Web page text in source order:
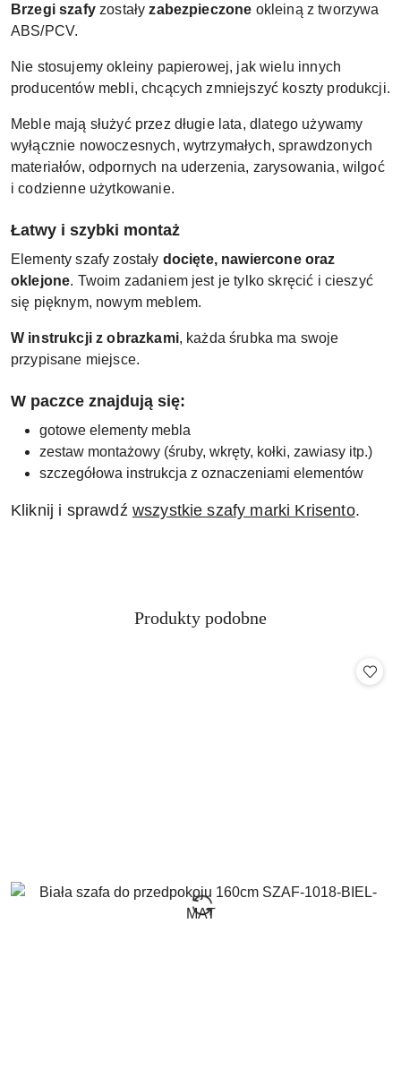
Brzegi szafyzostałyzabezpieczone okleiną z tworzywa
ABS/PCV.
Nie stosujemy okleiny papierowej, jak wielu innych
producentów mebli, chcących zmniejszyć koszty produkcji.
Meble mają służyć przez długie lata, dlatego używamy
wyłącznie nowoczesnych, wytrzymałych, sprawdzonych
materiałów, odpornych na uderzenia, zarysowania, wilgoć
i codzienne użytkowanie.
Łatwy i szybki montaż
Elementy szafy zostały docięte, nawiercone oraz
oklejone. Twoim zadaniem jest je tylko skręcić i cieszyć
się pięknym, nowym meblem.
W instrukcji z obrazkami, każda śrubka ma swoje
przypisane miejsce.
W paczce znajdują się:
gotowe elementy mebla
zestaw montażowy (śruby, wkręty, kołki, zawiasy itp.)
szczegółowa instrukcja z oznaczeniami elementów
Kliknij i sprawdź wszystkie szafy marki Krisento.
Pomiń karuzelę produktów
Produkty
Produkty podobne